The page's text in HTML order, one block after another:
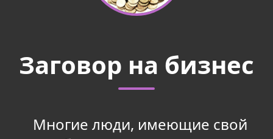
Заговор на бизнес
Многие люди, имеющие свой